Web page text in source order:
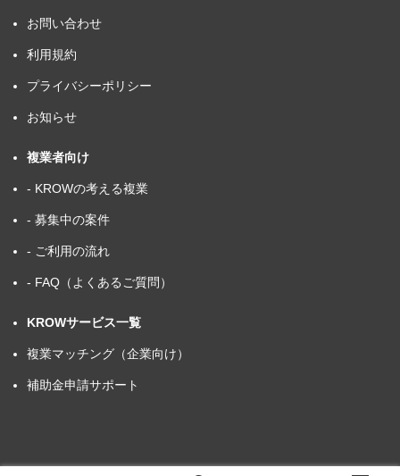
お問い合わせ
利用規約
プライバシーポリシー
お知らせ
複業者向け
- KROWの考える複業
- 募集中の案件
- ご利用の流れ
- FAQ（よくあるご質問）
KROWサービス一覧
複業マッチング（企業向け）
補助金申請サポート